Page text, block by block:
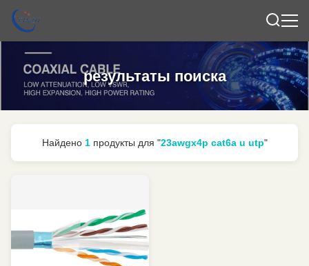
результаты поиска
Найдено 1продукты для "23awgx4p cat6a u utp"